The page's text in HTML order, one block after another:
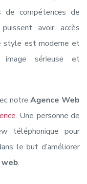
de compétences de
avoir accès
style est moderne et
image sérieuse et
notreAgence Web
. Une personne de
téléphonique pour
le but d’améliorer
.